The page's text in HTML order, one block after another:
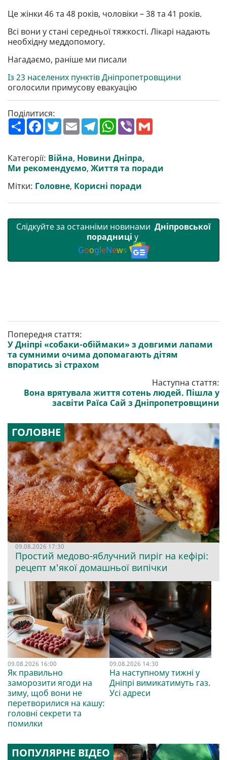
Це жінки 46 та 48 років, чоловіки – 38 та 41 років.
Всі вони у стані середньої тяжкості. Лікарі надають
необхідну меддопомогу.
Нагадаємо, раніше ми писали
Із 23 населених пунктів Дніпропетровщини
оголосили примусову евакуацію
Поділитися:
П
о
р
и
т
F
a
b
o
o
T
w
t
e
r
E
m
l
T
e
g
r
a
W
h
s
A
p
V
r
Категорії: Війна, Новини Дніпра,
Ми рекомендуємо, Життя та поради
Мітки: Головне, Корисні поради
Слідкуйте за останніми новинами Дніпровської
порадниці у
GoogleNews
Попередня стаття:
У Дніпрі «собаки-обіймаки» з довгими лапами
та сумними очима допомагають дітям
впоратись зі страхом
Наступна стаття:
Вона врятувала життя сотень людей. Пішла у
засвіти Раїса Сай з Дніпропетровщини
ГОЛОВНЕ
09.08.2026 17:30
Простий медово-яблучний пиріг на кефірі:
рецепт м'якої домашньої випічки
09.08.2026 16:00
Як правильно
заморозити ягоди на
зиму, щоб вони не
перетворилися на кашу:
головні секрети та
помилки
09.08.2026 14:30
На наступному тижні у
Дніпрі вимикатимуть газ.
Усі адреси
ПОПУЛЯРНЕ ВІДЕО